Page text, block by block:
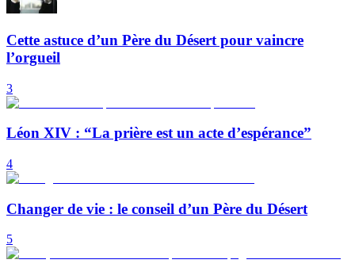
Cette astuce d’un Père du Désert pour vaincre
l’orgueil
3
Léon XIV : “La prière est un acte d’espérance”
4
Changer de vie : le conseil d’un Père du Désert
5